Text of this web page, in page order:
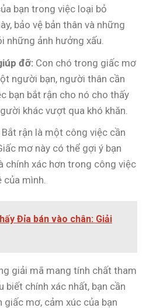
bạn trong việc loại bỏ
bảo vệ bản thân và những
những ảnh hưởng xấu.
đỡ: Con chó trong giấc mơ
người bạn, người thân cần
bạn bắt rận cho nó cho thấy
khác vượt qua khó khăn.
Bắt rận là một công việc cần
mơ này có thể gợi ý bạn
chính xác hơn trong công việc
mình.
Đỉa bán vào chân: Giải
giải mã mang tính chất tham
chính xác nhất, bạn cần
mơ, cảm xúc của bạn